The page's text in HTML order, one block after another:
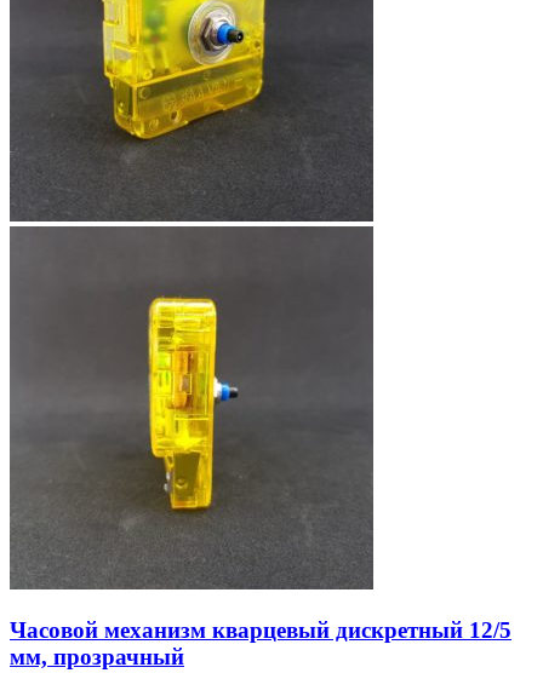
Часовой механизм кварцевый дискретный 12/5
мм, прозрачный